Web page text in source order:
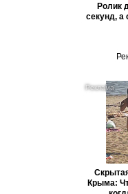
Ролик
секунд, а
Крыма: